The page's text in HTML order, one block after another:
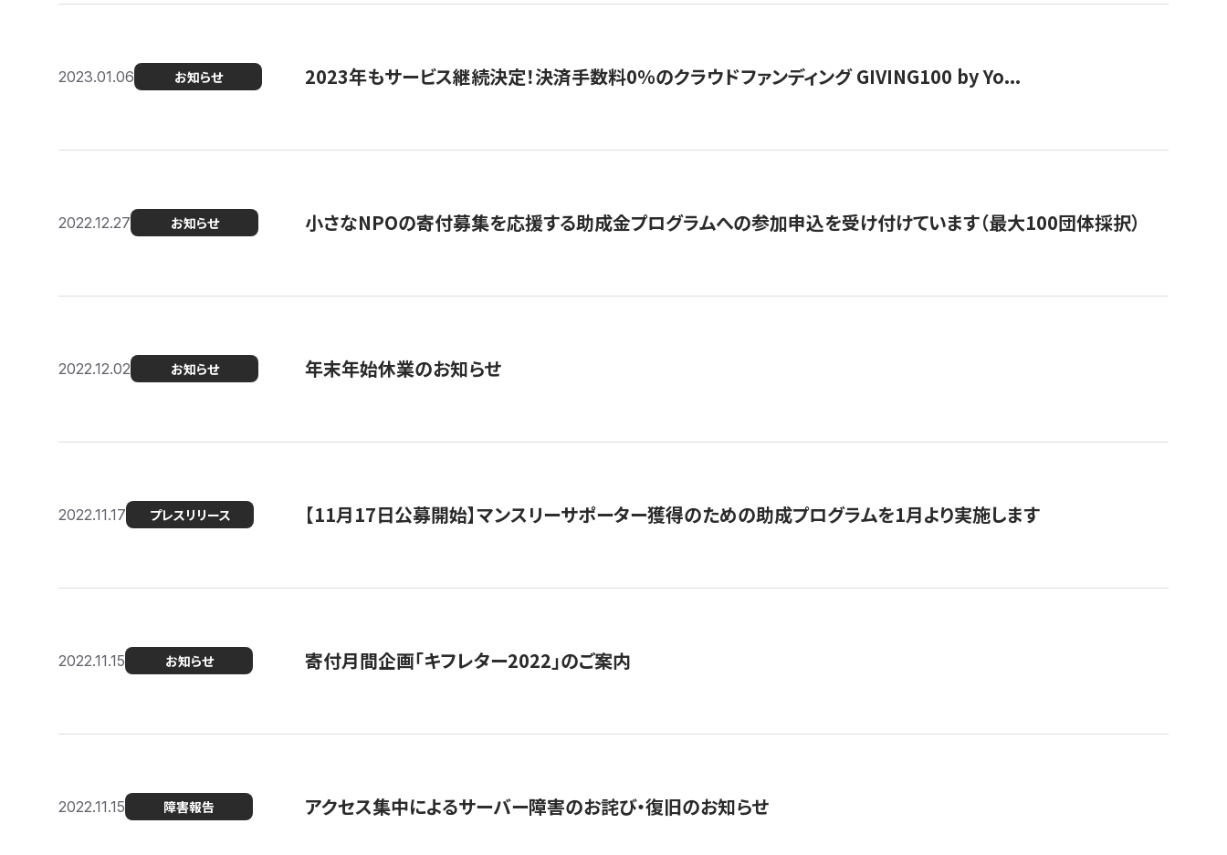
2023.01.06 お知らせ 2023年もサービス継続決定！決済手数料0％のクラウドファンディング GIVING100 by Yo...
2022.12.27 お知らせ 小さなNPOの寄付募集を応援する助成金プログラムへの参加申込を受け付けています（最大100団体採択）
2022.12.02 お知らせ 年末年始休業のお知らせ
2022.11.17 プレスリリース 【11月17日公募開始】マンスリーサポーター獲得のための助成プログラムを1月より実施します
2022.11.15 お知らせ 寄付月間企画「キフレター2022」のご案内
2022.11.15 障害報告 アクセス集中によるサーバー障害のお詫び・復旧のお知らせ